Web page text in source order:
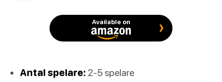
Available on
Antal spelare: 2-5 spelare